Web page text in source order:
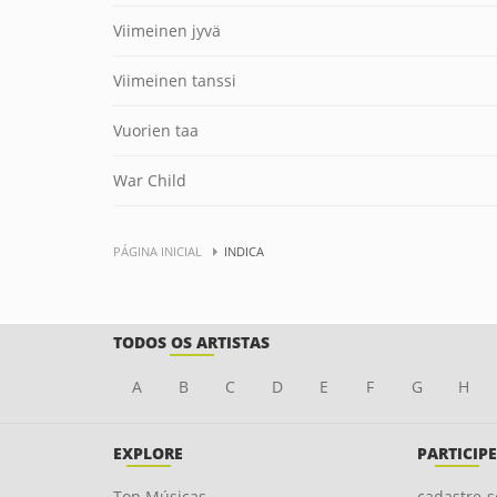
Viimeinen jyvä
Viimeinen tanssi
Vuorien taa
War Child
PÁGINA INICIAL INDICA
TODOS OS ARTISTAS
A B C D E F G H
EXPLORE PARTICIPE